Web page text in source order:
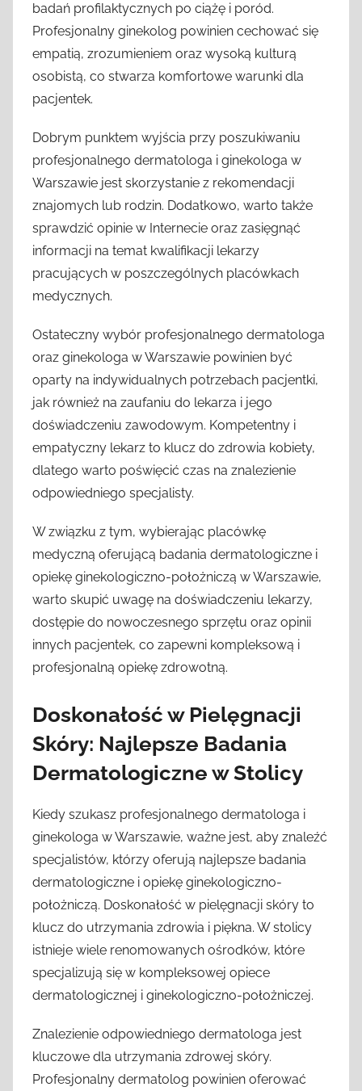
badań profilaktycznych po ciążę i poród.
Profesjonalny ginekolog powinien cechować się
empatią, zrozumieniem oraz wysoką kulturą
osobistą, co stwarza komfortowe warunki dla
pacjentek.
Dobrym punktem wyjścia przy poszukiwaniu
profesjonalnego dermatologa i ginekologa w
Warszawie jest skorzystanie z rekomendacji
znajomych lub rodzin. Dodatkowo, warto także
sprawdzić opinie w Internecie oraz zasięgnąć
informacji na temat kwalifikacji lekarzy
pracujących w poszczególnych placówkach
medycznych.
Ostateczny wybór profesjonalnego dermatologa
oraz ginekologa w Warszawie powinien być
oparty na indywidualnych potrzebach pacjentki,
jak również na zaufaniu do lekarza i jego
doświadczeniu zawodowym. Kompetentny i
empatyczny lekarz to klucz do zdrowia kobiety,
dlatego warto poświęcić czas na znalezienie
odpowiedniego specjalisty.
W związku z tym, wybierając placówkę
medyczną oferującą badania dermatologiczne i
opiekę ginekologiczno-położniczą w Warszawie,
warto skupić uwagę na doświadczeniu lekarzy,
dostępie do nowoczesnego sprzętu oraz opinii
innych pacjentek, co zapewni kompleksową i
profesjonalną opiekę zdrowotną.
Doskonałość w Pielęgnacji
Skóry: Najlepsze Badania
Dermatologiczne w Stolicy
Kiedy szukasz profesjonalnego dermatologa i
ginekologa w Warszawie, ważne jest, aby znaleźć
specjalistów, którzy oferują najlepsze badania
dermatologiczne i opiekę ginekologiczno-
położniczą. Doskonałość w pielęgnacji skóry to
klucz do utrzymania zdrowia i piękna. W stolicy
istnieje wiele renomowanych ośrodków, które
specjalizują się w kompleksowej opiece
dermatologicznej i ginekologiczno-położniczej.
Znalezienie odpowiedniego dermatologa jest
kluczowe dla utrzymania zdrowej skóry.
Profesjonalny dermatolog powinien oferować